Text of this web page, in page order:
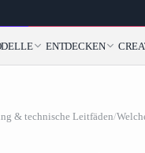
ENTDECKEN
& technische Leitfäden/